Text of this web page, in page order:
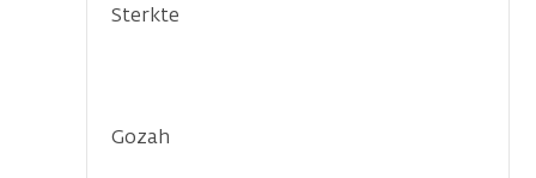
Sterkte
Gozah